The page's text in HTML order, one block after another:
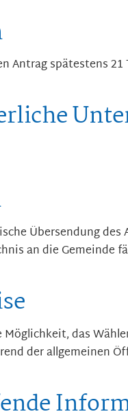
Antrag spätestens
Übersendung
an die Gemeinde
das
der allgemeinen